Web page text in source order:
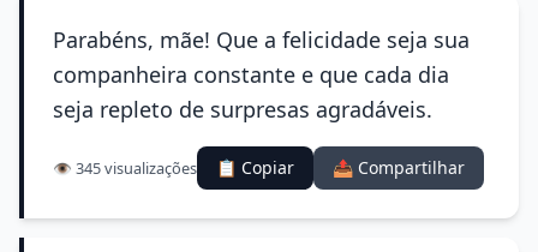
Parabéns, mãe! Que a felicidade seja sua
companheira constante e que cada dia
seja repleto de surpresas agradáveis.
👁️ 345 visualizações 📋 Copiar 📤 Compartilhar